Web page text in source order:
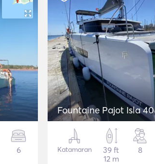
6
Fountaine Pajot Isla 40
Katamaran
39 ft
12 m
8